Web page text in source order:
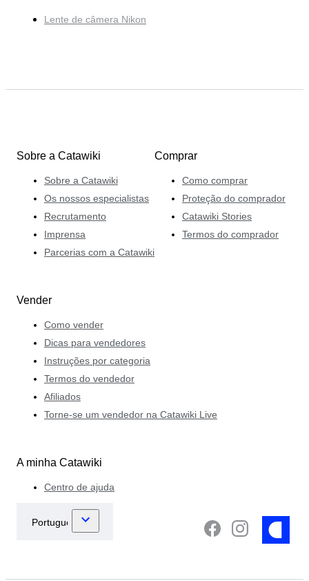
Lente de câmera Nikon
Sobre a Catawiki
Sobre a Catawiki
Os nossos especialistas
Recrutamento
Imprensa
Parcerias com a Catawiki
Comprar
Como comprar
Proteção do comprador
Catawiki Stories
Termos do comprador
Vender
Como vender
Dicas para vendedores
Instruções por categoria
Termos do vendedor
Afiliados
Torne-se um vendedor na Catawiki Live
A minha Catawiki
Centro de ajuda